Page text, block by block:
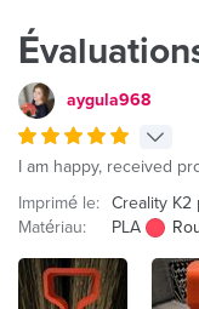
aygula968
I am happy, received
Imprimé le: Creality K2
Matériau:
PLA